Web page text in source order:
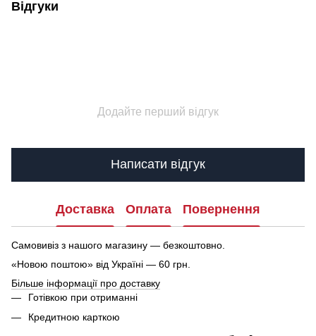
Відгуки
Додайте перший відгук
Написати відгук
Доставка Оплата Повернення
Самовивіз з нашого магазину — безкоштовно.
«Новою поштою» від Україні — 60 грн.
Більше інформації про доставку
Готівкою при отриманні
Кредитною карткою